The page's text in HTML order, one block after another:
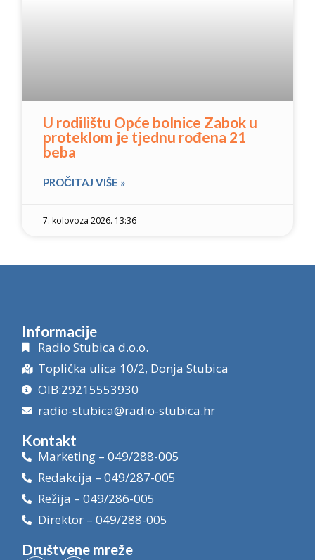
U rodilištu Opće bolnice Zabok u
proteklom je tjednu rođena 21
beba
PROČITAJ VIŠE »
7. kolovoza 2026. 13:36
Informacije
Radio Stubica d.o.o.
Toplička ulica 10/2, Donja Stubica
OIB:29215553930
radio-stubica@radio-stubica.hr
Kontakt
Marketing – 049/288-005
Redakcija – 049/287-005
Režija – 049/286-005
Direktor – 049/288-005
Društvene mreže